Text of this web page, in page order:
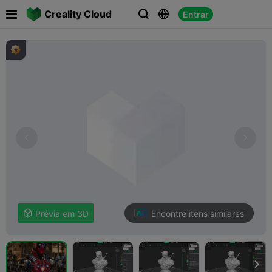
Creality Cloud   Entrar
 Prévia em 3D Encontre itens similares
